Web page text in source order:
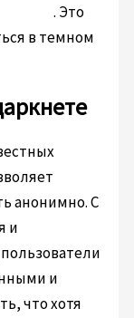
. Это
в темном
анонимно. С
и
и
что хотя